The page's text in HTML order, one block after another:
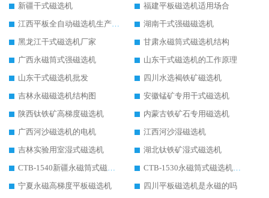
新疆干式磁选机
福建平板磁选机适用场合
湖南干式强磁磁选机
黑龙江干式磁选机厂家
甘肃永磁筒式磁选机结构
广西永磁筒式强磁选机
山东干式磁选机的工作原理
山东干式磁选机批发
四川水选褐铁矿磁选机
吉林永磁磁选机结构图
安徽锰矿专用干式磁选机
陕西钛铁矿高梯度磁选机
内蒙古铁矿石专用磁选机
广西河沙磁选机的电机
江西河沙湿磁选机
吉林实验用室湿式磁选机
湖北钛铁矿湿式磁选机
宁夏永磁高梯度平板磁选机
四川平板磁选机是永磁的吗